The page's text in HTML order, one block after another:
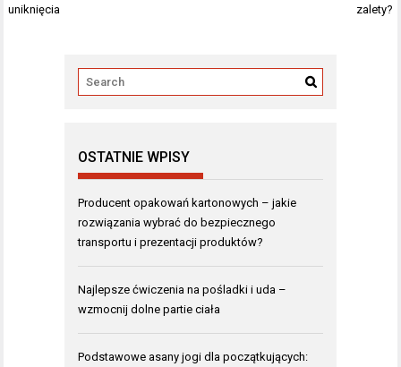
uniknięcia
zalety?
OSTATNIE WPISY
Producent opakowań kartonowych – jakie
rozwiązania wybrać do bezpiecznego
transportu i prezentacji produktów?
Najlepsze ćwiczenia na pośladki i uda –
wzmocnij dolne partie ciała
Podstawowe asany jogi dla początkujących: